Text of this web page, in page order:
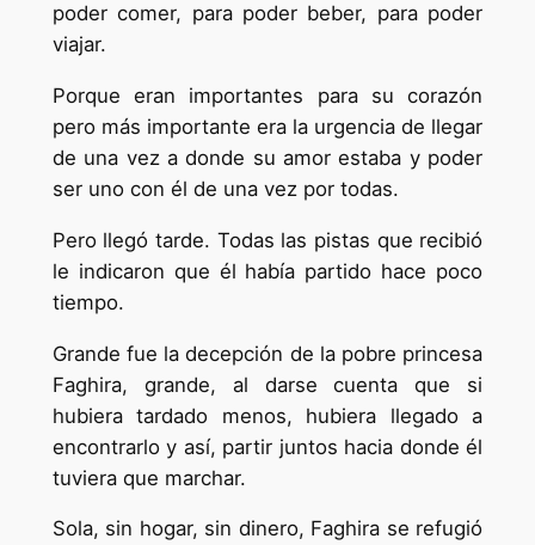
poder comer, para poder beber, para poder
viajar.
Porque eran importantes para su corazón
pero más importante era la urgencia de llegar
de una vez a donde su amor estaba y poder
ser uno con él de una vez por todas.
Pero llegó tarde. Todas las pistas que recibió
le indicaron que él había partido hace poco
tiempo.
Grande fue la decepción de la pobre princesa
Faghira, grande, al darse cuenta que si
hubiera tardado menos, hubiera llegado a
encontrarlo y así, partir juntos hacia donde él
tuviera que marchar.
Sola, sin hogar, sin dinero, Faghira se refugió